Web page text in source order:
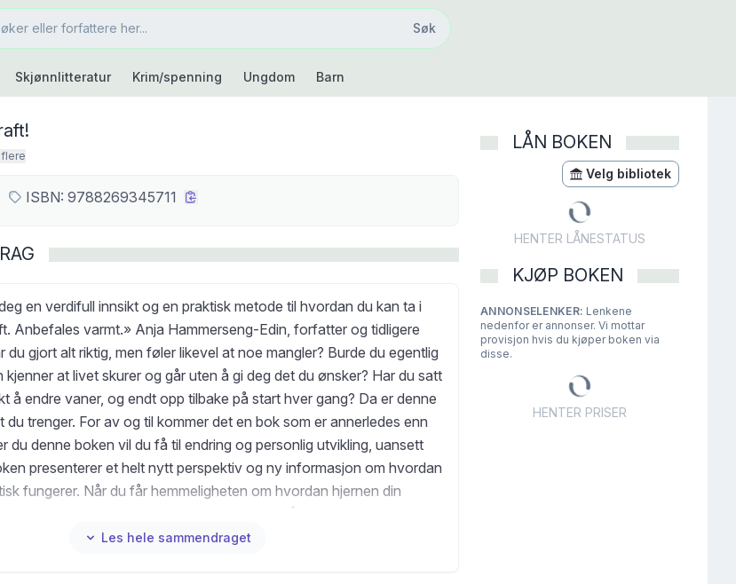
Søk
Søk
Skjønnlitteratur Krim/spenning Ungdom Barn
flere
ISBN: 9788269345711
en verdifull innsikt og en praktisk metode til hvordan du kan ta i
Anbefales varmt.» Anja Hammerseng-Edin, forfatter og tidligere
du gjort alt riktig, men føler likevel at noe mangler? Burde du egentlig
at livet skurer og går uten å gi deg det du ønsker? Har du satt
å endre vaner, og endt opp tilbake på start hver gang? Da er denne
du trenger. For av og til kommer det en bok som er annerledes enn
du denne boken vil du få til endring og personlig utvikling, uansett
presenterer et helt nytt perspektiv og ny informasjon om hvordan
fungerer. Når du får hemmeligheten om hvordan hjernen din
verktøyene vi har i mentaltrening, vil du for første gang kunne gi
Les hele sammendraget
LÅN BOKEN
Velg bibliotek
HENTER LÅNESTATUS
KJØP BOKEN
ANNONSELENKER: Lenkene
nedenfor er annonser. Vi mottar
provisjon hvis du kjøper boken via
disse.
HENTER PRISER